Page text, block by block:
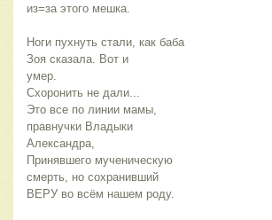
из=за этого мешка.
Ноги пухнуть стали, как баба
Зоя сказала. Вот и
умер.
Схоронить не дали...
Это все по линии мамы,
правнучки Владыки
Александра,
Принявшего мученическую
смерть, но сохранивший
ВЕРУ во всём нашем роду.